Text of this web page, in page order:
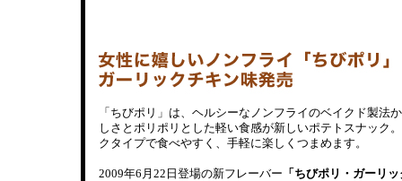
「ちびポリ」は、ヘルシーなノンフライのベイクド製法
しさとポリポリとした軽い食感が新しいポテトスナック
クタイプで食べやすく、手軽に楽しくつまめます。
2009年6月22日登場の新フレーバー 「ちびポリ・ガーリ